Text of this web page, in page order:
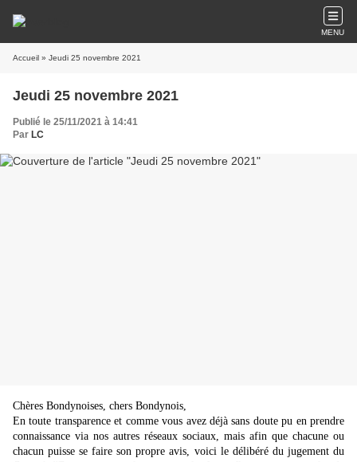
MENU
Accueil » Jeudi 25 novembre 2021
Jeudi 25 novembre 2021
Publié le 25/11/2021 à 14:41
Par LC
Chères Bondynoises, chers Bondynois,
En toute transparence et comme vous avez déjà sans doute pu en prendre
connaissance via nos autres réseaux sociaux, mais afin que chacune ou
chacun puisse se faire son propre avis, voici le délibéré du jugement du